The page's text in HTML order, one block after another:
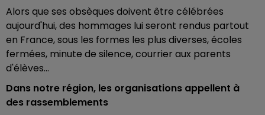
Alors que ses obsèques doivent être célébrées
aujourd'hui, des hommages lui seront rendus partout
en France, sous les formes les plus diverses, écoles
fermées, minute de silence, courrier aux parents
d'élèves...
Dans notre région, les organisations appellent à
des rassemblements